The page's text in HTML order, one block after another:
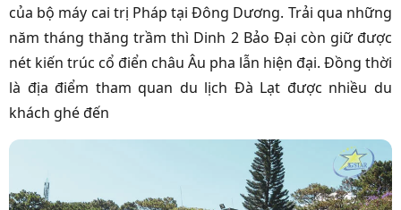
của bộ máy cai trị Pháp tại Đông Dương. Trải qua những
năm tháng thăng trầm thì Dinh 2 Bảo Đại còn giữ được
nét kiến trúc cổ điển châu Âu pha lẫn hiện đại. Đồng thời
là địa điểm tham quan du lịch Đà Lạt được nhiều du
khách ghé đến